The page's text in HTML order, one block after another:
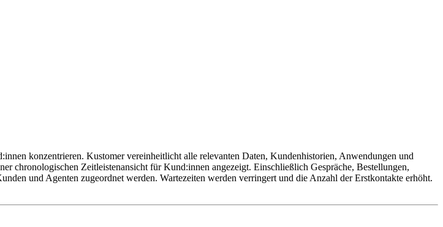
konzentrieren. Kustomer vereinheitlicht alle relevanten Daten, Kundenhistorien, Anwendungen und
chronologischen Zeitleistenansicht für Kund:innen angezeigt. Einschließlich Gespräche, Bestellungen,
und Agenten zugeordnet werden. Wartezeiten werden verringert und die Anzahl der Erstkontakte erhöht.